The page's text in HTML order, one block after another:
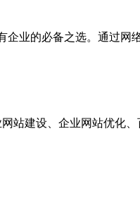
业的必备之选。通过网
站建设、企业网站优化、